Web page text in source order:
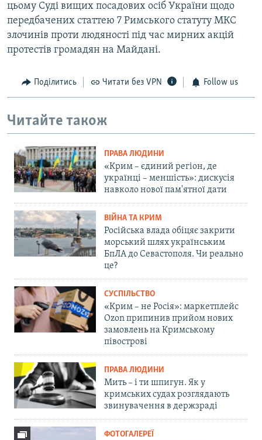
цьому Суді вищих посадових осіб України щодо
передбачених статтею 7 Римського статуту МКС
злочинів проти людяності під час мирних акцій
протестів громадян на Майдані.
Поділитись Читати без VPN Follow us
Читайте також
ПРАВА ЛЮДИНИ
«Крим – єдиний регіон, де
українці – меншість»: дискусія
навколо нової пам'ятної дати
ВІЙНА ТА КРИМ
Російська влада обіцяє закрити
морський шлях українським
БпЛА до Севастополя. Чи реально
це?
СУСПІЛЬСТВО
«Крим – не Росія»: маркетплейс
Ozon припинив прийом нових
замовлень на Кримському
півострові
ПРАВА ЛЮДИНИ
Мить – і ти шпигун. Як у
кримських судах розглядають
звинувачення в держзраді
ФОТОГАЛЕРЕЇ